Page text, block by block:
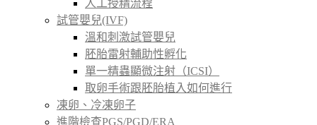
人工授精流程
試管嬰兒(IVF)
溫和刺激試管嬰兒
胚胎雷射輔助性孵化
單一精蟲顯微注射（ICSI）
取卵手術跟胚胎植入如何進行
凍卵、冷凍卵子
進階檢查PGS/PGD/ERA